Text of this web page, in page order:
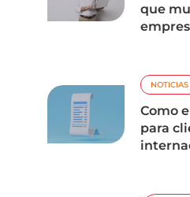
que
NOTICIAS
Como
para